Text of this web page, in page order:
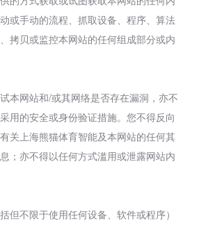
或手动的流程、抓取设备、程序、算法
拷贝或监控本网站的任何组成部分或内
本网站和/或其网络是否存在漏洞，亦不
用的安全或身份验证措施。您不得反向
关上海熊猫体育智能及本网站的任何其
；亦不得以任何方式滥用或泄露网站内
但不限于使用任何设备、软件或程序）